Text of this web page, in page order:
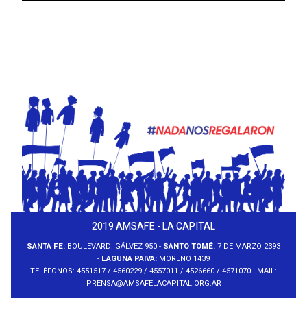
2019 AMSAFE - LA CAPITAL
SANTA FE: BOULEVARD. GÁLVEZ 950 - SANTO TOMÉ:7 DE MARZO 2393
- LAGUNA PAIVA: MORENO 1439
TELÉFONOS: 4551517 / 4560229 / 4557011 / 4526660 / 4571070 - MAIL:
PRENSA@AMSAFELACAPITAL.ORG.AR